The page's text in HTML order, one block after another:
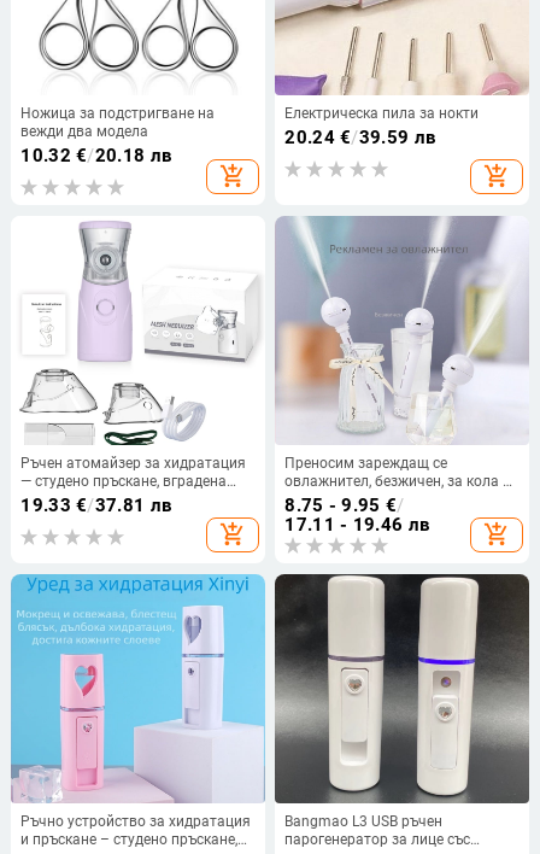
Ножица за подстригване на
вежди два модела
10.32 €/20.18 лв
add_shopping_cart
Електрическа пила за нокти
20.24€/39.59 лв
add_shopping_cart
Ръчен атомайзер за хидратация
— студено пръскане, вградена
батерия, 2-степенна скорост,
време на пръскане повече от 180
секунди, живот на батерията 1–3
19.33 €/37.81 лв
add_shopping_cart
Преносим зареждащ се
овлажнител, безжичен, за кола и
дом, хладно пръскане, 3-ти режим
8.75 - 9.95 €/
17.11 - 19.46 лв
add_shopping_cart
Ръчно устройство за хидратация
и пръскане – студено пръскане,
Bangmao L3 USB ръчен
парогенератор за лице със